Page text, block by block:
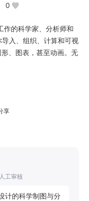
0
作的科学家、分析师和
入、组织、计算和可视
、图表，甚至动画。无
享
工审核
计的科学制图与分